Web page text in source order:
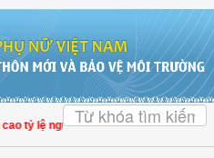
người dân tham gia bảo hiểm y tế